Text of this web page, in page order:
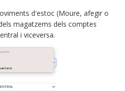
d'estoc (Moure, afegir o
magatzems dels comptes
i viceversa.